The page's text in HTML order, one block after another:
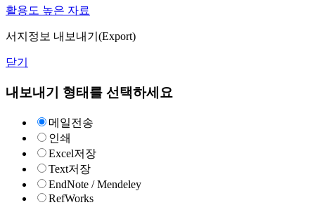
활용도 높은 자료
서지정보 내보내기(Export)
닫기
내보내기 형태를 선택하세요
메일전송
인쇄
Excel저장
Text저장
EndNote / Mendeley
RefWorks